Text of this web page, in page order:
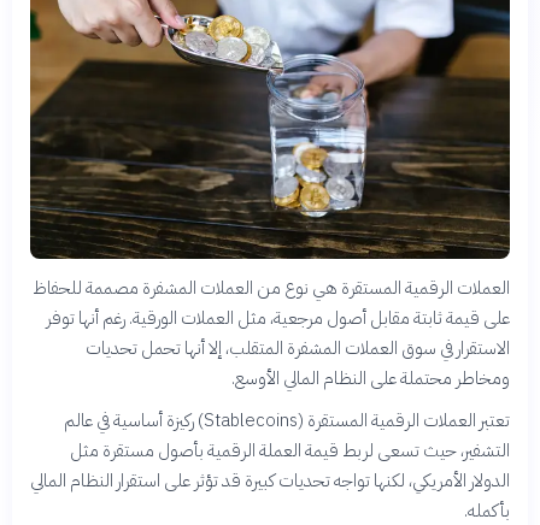
العملات الرقمية المستقرة هي نوع من العملات المشفرة مصممة للحفاظ
على قيمة ثابتة مقابل أصول مرجعية، مثل العملات الورقية. رغم أنها توفر
الاستقرار في سوق العملات المشفرة المتقلب، إلا أنها تحمل تحديات
ومخاطر محتملة على النظام المالي الأوسع.
تعتبر العملات الرقمية المستقرة (Stablecoins) ركيزة أساسية في عالم
التشفير، حيث تسعى لربط قيمة العملة الرقمية بأصول مستقرة مثل
الدولار الأمريكي، لكنها تواجه تحديات كبيرة قد تؤثر على استقرار النظام المالي
بأكمله.